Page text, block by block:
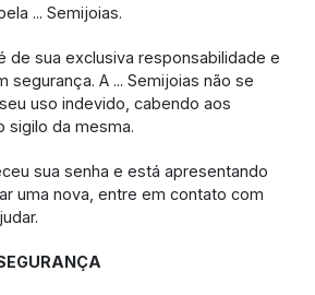
... Semijoias.
de sua exclusiva responsabilidade e
segurança. A ... Semijoias não se
uso indevido, cabendo aos
sigilo da mesma.
sua senha e está apresentando
uma nova, entre em contato com